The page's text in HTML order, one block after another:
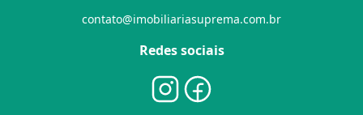
contato@imobiliariasuprema.com.br
Redes sociais